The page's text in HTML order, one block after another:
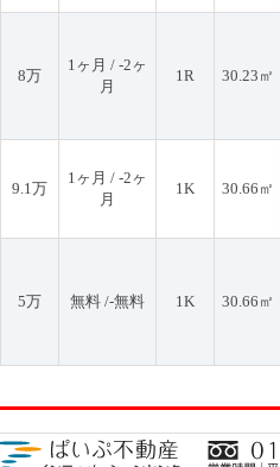
8万
1ヶ月 / -2ヶ
月
1R 30.23㎡
9.1万
1ヶ月 / -2ヶ
月
1K 30.66㎡
5万 無料 /-無料 1K 30.66㎡